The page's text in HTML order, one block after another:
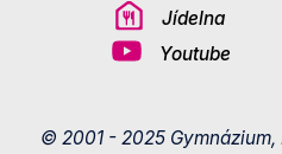
Jídelna
Youtube
© 2001 - 2025